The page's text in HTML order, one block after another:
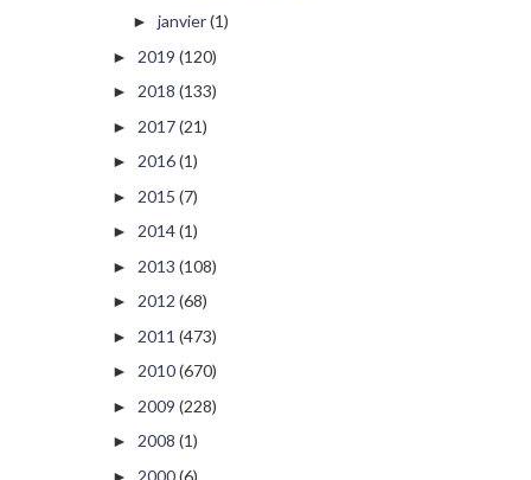
► janvier(1)
► 2019 (120)
► 2018 (133)
► 2017(21)
► 2016(1)
► 2015 (7)
► 2014(1)
► 2013 (108)
► 2012 (68)
► 2011 (473)
► 2010(670)
► 2009 (228)
► 2008 (1)
► 2000(6)